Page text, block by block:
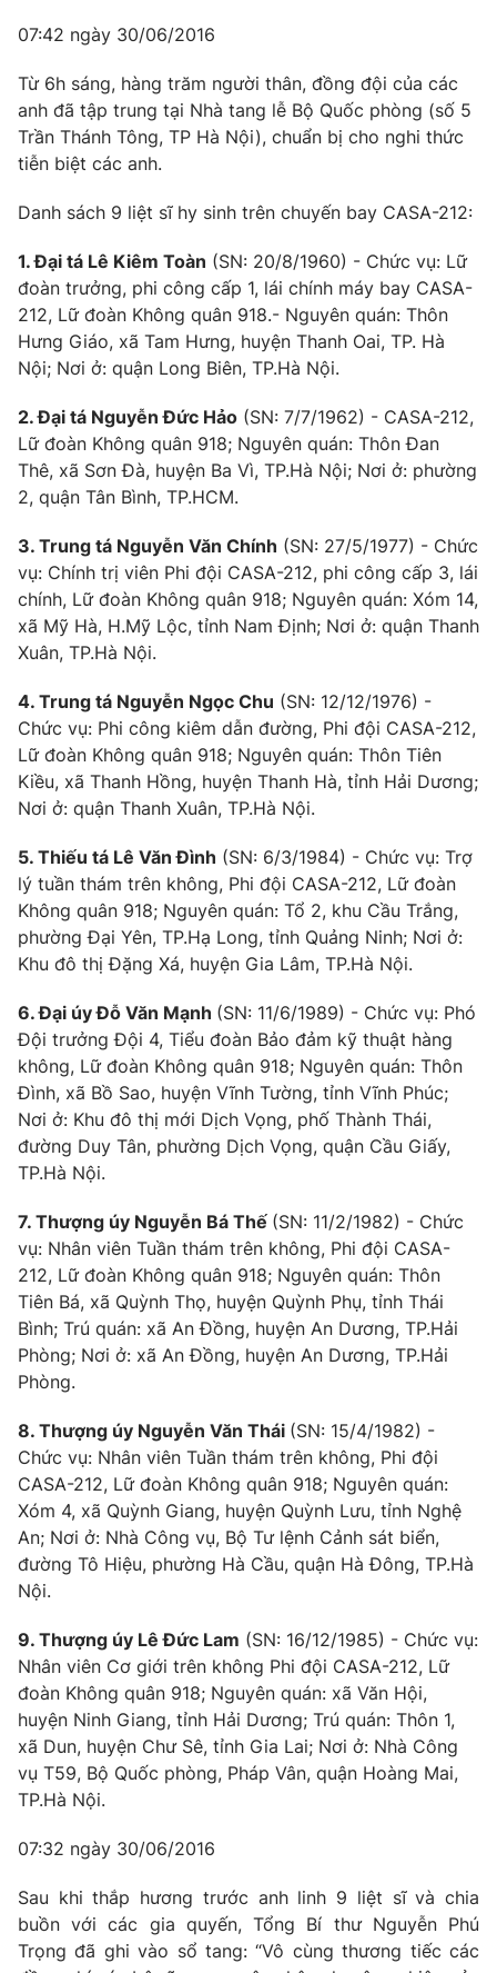
07:42 ngày 30/06/2016
Từ 6h sáng, hàng trăm người thân, đồng đội của các
anh đã tập trung tại Nhà tang lễ Bộ Quốc phòng (số 5
Trần Thánh Tông, TP Hà Nội), chuẩn bị cho nghi thức
tiễn biệt các anh.
Danh sách 9 liệt sĩ hy sinh trên chuyến bay CASA-212:
1. Đại tá Lê Kiêm Toàn (SN: 20/8/1960) - Chức vụ: Lữ
đoàn trưởng, phi công cấp 1, lái chính máy bay CASA-
212, Lữ đoàn Không quân 918.- Nguyên quán: Thôn
Hưng Giáo, xã Tam Hưng, huyện Thanh Oai, TP. Hà
Nội; Nơi ở: quận Long Biên, TP.Hà Nội.
2. Đại tá Nguyễn Đức Hảo (SN: 7/7/1962) - CASA-212,
Lữ đoàn Không quân 918; Nguyên quán: Thôn Đan
Thê, xã Sơn Đà, huyện Ba Vì, TP.Hà Nội; Nơi ở: phường
2, quận Tân Bình, TP.HCM.
3. Trung tá Nguyễn Văn Chính (SN: 27/5/1977) - Chức
vụ: Chính trị viên Phi đội CASA-212, phi công cấp 3, lái
chính, Lữ đoàn Không quân 918; Nguyên quán: Xóm 14,
xã Mỹ Hà, H.Mỹ Lộc, tỉnh Nam Định; Nơi ở: quận Thanh
Xuân, TP.Hà Nội.
4. Trung tá Nguyễn Ngọc Chu (SN: 12/12/1976) -
Chức vụ: Phi công kiêm dẫn đường, Phi đội CASA-212,
Lữ đoàn Không quân 918; Nguyên quán: Thôn Tiên
Kiều, xã Thanh Hồng, huyện Thanh Hà, tỉnh Hải Dương;
Nơi ở: quận Thanh Xuân, TP.Hà Nội.
5. Thiếu tá Lê Văn Đình (SN: 6/3/1984) - Chức vụ: Trợ
lý tuần thám trên không, Phi đội CASA-212, Lữ đoàn
Không quân 918; Nguyên quán: Tổ 2, khu Cầu Trắng,
phường Đại Yên, TP.Hạ Long, tỉnh Quảng Ninh; Nơi ở:
Khu đô thị Đặng Xá, huyện Gia Lâm, TP.Hà Nội.
6. Đại úy Đỗ Văn Mạnh (SN: 11/6/1989) - Chức vụ: Phó
Đội trưởng Đội 4, Tiểu đoàn Bảo đảm kỹ thuật hàng
không, Lữ đoàn Không quân 918; Nguyên quán: Thôn
Đình, xã Bồ Sao, huyện Vĩnh Tường, tỉnh Vĩnh Phúc;
Nơi ở: Khu đô thị mới Dịch Vọng, phố Thành Thái,
đường Duy Tân, phường Dịch Vọng, quận Cầu Giấy,
TP.Hà Nội.
7. Thượng úy Nguyễn Bá Thế (SN: 11/2/1982) - Chức
vụ: Nhân viên Tuần thám trên không, Phi đội CASA-
212, Lữ đoàn Không quân 918; Nguyên quán: Thôn
Tiên Bá, xã Quỳnh Thọ, huyện Quỳnh Phụ, tỉnh Thái
Bình; Trú quán: xã An Đồng, huyện An Dương, TP.Hải
Phòng; Nơi ở: xã An Đồng, huyện An Dương, TP.Hải
Phòng.
8. Thượng úy Nguyễn Văn Thái (SN: 15/4/1982) -
Chức vụ: Nhân viên Tuần thám trên không, Phi đội
CASA-212, Lữ đoàn Không quân 918; Nguyên quán:
Xóm 4, xã Quỳnh Giang, huyện Quỳnh Lưu, tỉnh Nghệ
An; Nơi ở: Nhà Công vụ, Bộ Tư lệnh Cảnh sát biển,
đường Tô Hiệu, phường Hà Cầu, quận Hà Đông, TP.Hà
Nội.
9. Thượng úy Lê Đức Lam (SN: 16/12/1985) - Chức vụ:
Nhân viên Cơ giới trên không Phi đội CASA-212, Lữ
đoàn Không quân 918; Nguyên quán: xã Văn Hội,
huyện Ninh Giang, tỉnh Hải Dương; Trú quán: Thôn 1,
xã Dun, huyện Chư Sê, tỉnh Gia Lai; Nơi ở: Nhà Công
vụ T59, Bộ Quốc phòng, Pháp Vân, quận Hoàng Mai,
TP.Hà Nội.
07:32 ngày 30/06/2016
Sau khi thắp hương trước anh linh 9 liệt sĩ và chia
buồn với các gia quyến, Tổng Bí thư Nguyễn Phú
Trọng đã ghi vào sổ tang: “Vô cùng thương tiếc các